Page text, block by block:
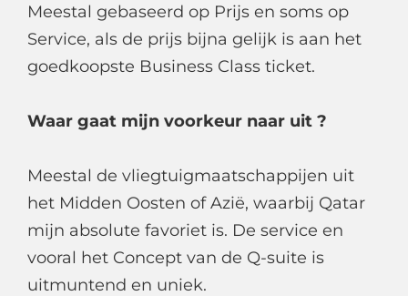
Meestal gebaseerd op Prijs en soms op
Service, als de prijs bijna gelijk is aan het
goedkoopste Business Class ticket.
Waar gaat mijn voorkeur naar uit ?
Meestal de vliegtuigmaatschappijen uit
het Midden Oosten of Azië, waarbij Qatar
mijn absolute favoriet is. De service en
vooral het Concept van de Q-suite is
uitmuntend en uniek.